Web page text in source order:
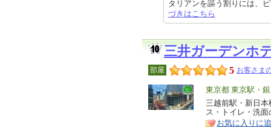
タリアンを謳う割りには、
づきはこちら
三井ガーデンホ
部屋 5 お客さま
エ
リ
ア
東京都 東京駅・
特
徴
三越前駅・新日
ス・トイレ・洗
お気に入りに